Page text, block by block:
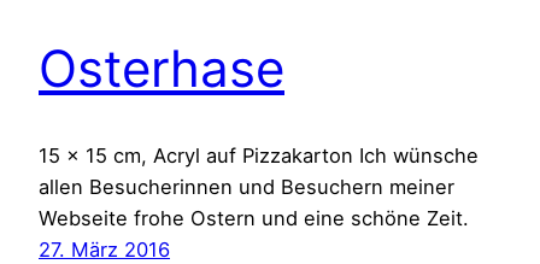
Osterhase
15 x 15 cm, Acryl auf Pizzakarton Ich wünsche
allen Besucherinnen und Besuchern meiner
Webseite frohe Ostern und eine schöne Zeit.
27. März 2016